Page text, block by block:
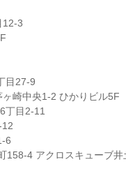
12-3
目27-9
ヶ崎中央1-2 ひかりビル5F
丁目2-11
12
6
158-4 アクロスキューブ井